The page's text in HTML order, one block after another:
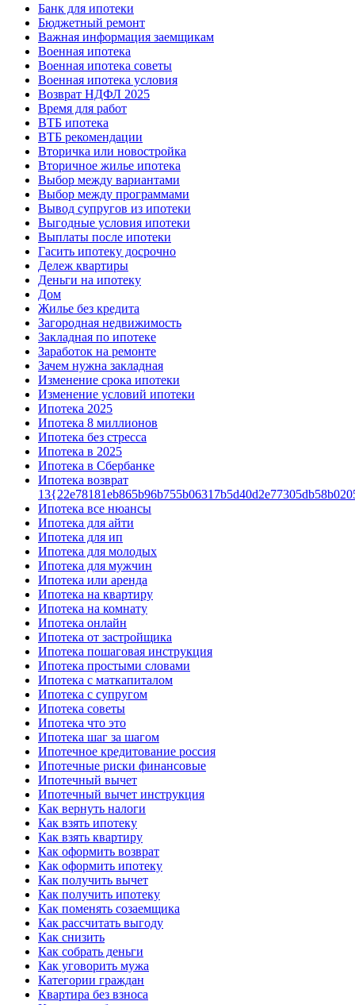
Банк для ипотеки
Бюджетный ремонт
Важная информация заемщикам
Военная ипотека
Военная ипотека советы
Военная ипотека условия
Возврат НДФЛ 2025
Время для работ
ВТБ ипотека
ВТБ рекомендации
Вторичка или новостройка
Вторичное жилье ипотека
Выбор между вариантами
Выбор между программами
Вывод супругов из ипотеки
Выгодные условия ипотеки
Выплаты после ипотеки
Гасить ипотеку досрочно
Дележ квартиры
Деньги на ипотеку
Дом
Жилье без кредита
Загородная недвижимость
Закладная по ипотеке
Заработок на ремонте
Зачем нужна закладная
Изменение срока ипотеки
Изменение условий ипотеки
Ипотека 2025
Ипотека 8 миллионов
Ипотека без стресса
Ипотека в 2025
Ипотека в Сбербанке
Ипотека возврат
Ипотека все нюансы
Ипотека для айти
Ипотека для ип
Ипотека для молодых
Ипотека для мужчин
Ипотека или аренда
Ипотека на квартиру
Ипотека на комнату
Ипотека онлайн
Ипотека от застройщика
Ипотека пошаговая инструкция
Ипотека простыми словами
Ипотека с маткапиталом
Ипотека с супругом
Ипотека советы
Ипотека что это
Ипотека шаг за шагом
Ипотечное кредитование россия
Ипотечные риски финансовые
Ипотечный вычет
Ипотечный вычет инструкция
Как вернуть налоги
Как взять ипотеку
Как взять квартиру
Как оформить возврат
Как оформить ипотеку
Как получить вычет
Как получить ипотеку
Как поменять созаемщика
Как рассчитать выгоду
Как снизить
Как собрать деньги
Как уговорить мужа
Категории граждан
Квартира без взноса